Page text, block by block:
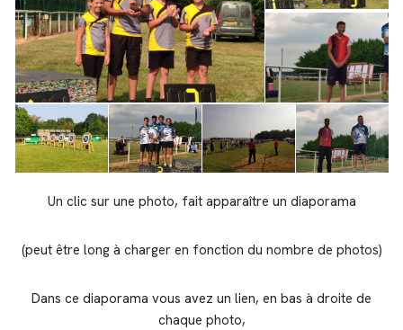
Un clic sur une photo, fait apparaître un diaporama
(peut être long à charger en fonction du nombre de photos)
Dans ce diaporama vous avez un lien, en bas à droite de
chaque photo,